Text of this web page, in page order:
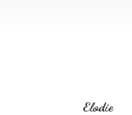
Elodie